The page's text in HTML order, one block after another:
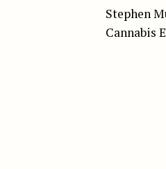
Stephen
Cannabis